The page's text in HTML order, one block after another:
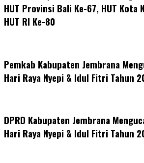
HUT Provinsi Bali Ke-67, HUT Kota
HUT RI Ke-80
Pemkab Kabupaten Jembrana
Hari Raya Nyepi & Idul Fitri Tahun
DPRD Kabupaten Jembrana
Hari Raya Nyepi & Idul Fitri Tahun